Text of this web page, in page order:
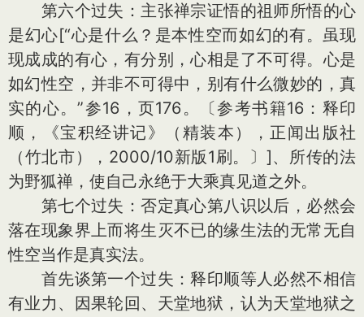
第六个过失：主张禅宗证悟的祖师所悟的心
是幻心[“心是什么？是本性空而如幻的有。虽现
现成成的有心，有分别，心相是了不可得。心是
如幻性空，并非不可得中，别有什么微妙的，真
实的心。”参16，页176。〔参考书籍16：释印
顺，《宝积经讲记》（精装本），正闻出版社
（竹北市），2000/10新版1刷。〕]、所传的法
为野狐禅，使自己永绝于大乘真见道之外。
第七个过失：否定真心第八识以后，必然会
落在现象界上而将生灭不已的缘生法的无常无自
性空当作是真实法。
首先谈第一个过失：释印顺等人必然不相信
有业力、因果轮回、天堂地狱，认为天堂地狱之